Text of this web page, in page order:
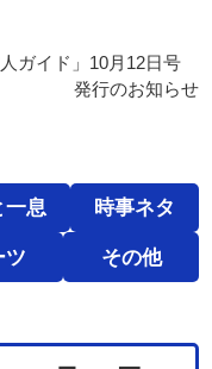
人ガイド」10月12日号
発行のお知らせ
一息 時事ネタ
ツ その他